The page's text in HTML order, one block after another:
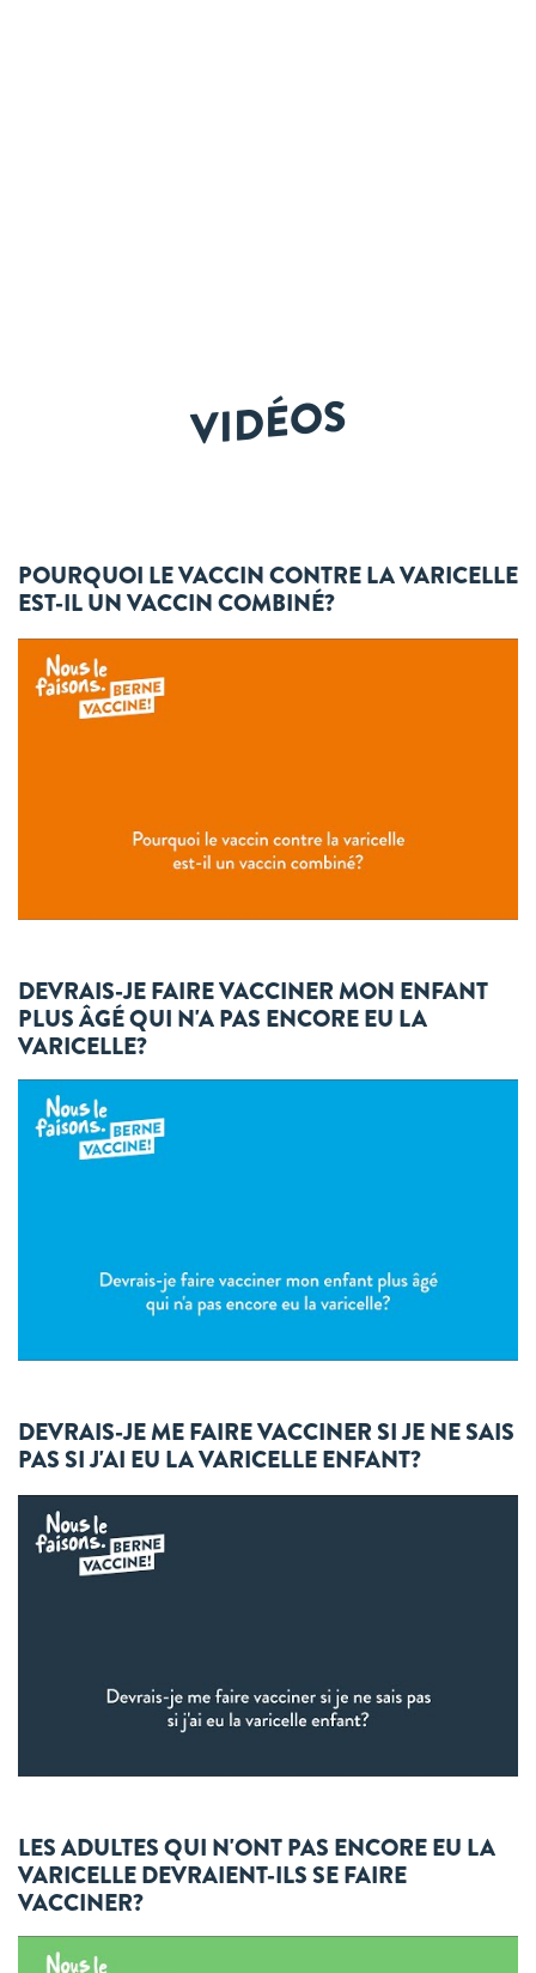
VIDÉOS
POURQUOI LE VACCIN CONTRE LA VARICELLE
EST-IL UN VACCIN COMBINÉ?
DEVRAIS-JE FAIRE VACCINER MON ENFANT
PLUS ÂGÉ QUI N'A PAS ENCORE EU LA
VARICELLE?
DEVRAIS-JE ME FAIRE VACCINER SI JE NE SAIS
PAS SI J'AI EU LA VARICELLE ENFANT?
LES ADULTES QUI N'ONT PAS ENCORE EU LA
VARICELLE DEVRAIENT-ILS SE FAIRE
VACCINER?